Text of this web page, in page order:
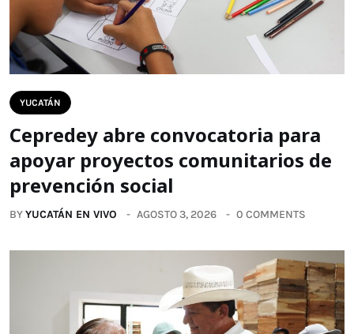
YUCATÁN
Cepredey abre convocatoria para
apoyar proyectos comunitarios de
prevención social
BYYUCATÁN EN VIVO AGOSTO 3, 2026 0 COMMENTS